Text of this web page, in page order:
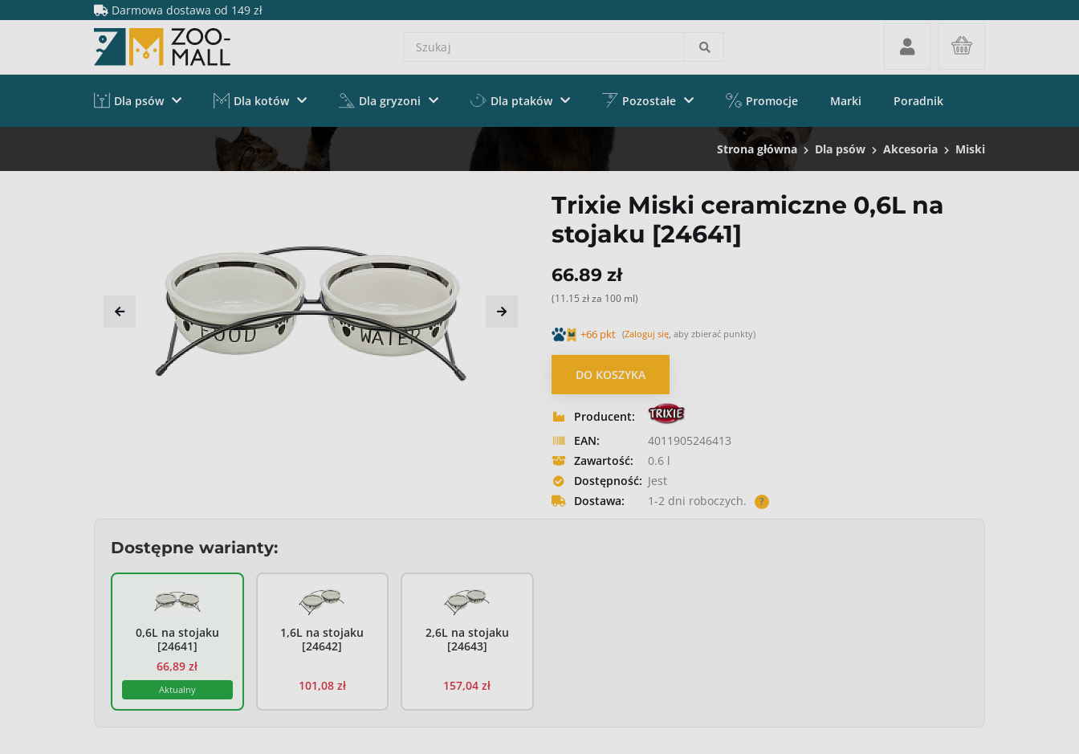
Darmowa dostawa od 149 zł
Dla psów Dla kotów Dla gryzoni Dla ptaków Pozostałe Promocje Marki Poradnik
Strona główna Dla psów Akcesoria Miski
Trixie Miski ceramiczne 0,6L na
stojaku [24641]
66.89 zł
(11.15 zł za 100 ml)
+66 pkt (Zaloguj się, aby zbierać punkty)
DO KOSZYKA
Producent:
EAN:
4011905246413
Zawartość:
0.6 l
Dostępność: Jest
Dostawa:
1-2 dni roboczych. ?
Dostępne warianty:
0,6L na stojaku
[24641]
66,89 zł
Aktualny
1,6L na stojaku
[24642]
101,08 zł
Trixie Miski ceramiczne 1,6L na stojaku [24642] - 101,08 zł
2,6L na stojaku
[24643]
157,04 zł
Trixie Miski ceramiczne 2,6L na stojaku [24643] - 157,04 zł